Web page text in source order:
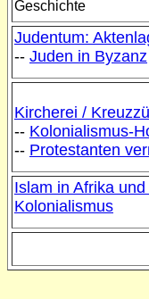
Geschichte
Judentum:
-- Juden in Byzanz
Kircherei /
-- Kolonialismus-
-- Protestanten
Islam in Afrika
Kolonialismus